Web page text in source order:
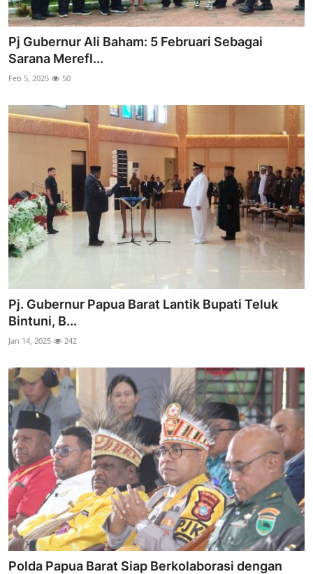
Pj Gubernur Ali Baham: 5 Februari Sebagai
Sarana Merefl...
Feb 5, 2025 50
Pj. Gubernur Papua Barat Lantik Bupati Teluk
Bintuni, B...
Jan 14, 2025 242
Polda Papua Barat Siap Berkolaborasi dengan